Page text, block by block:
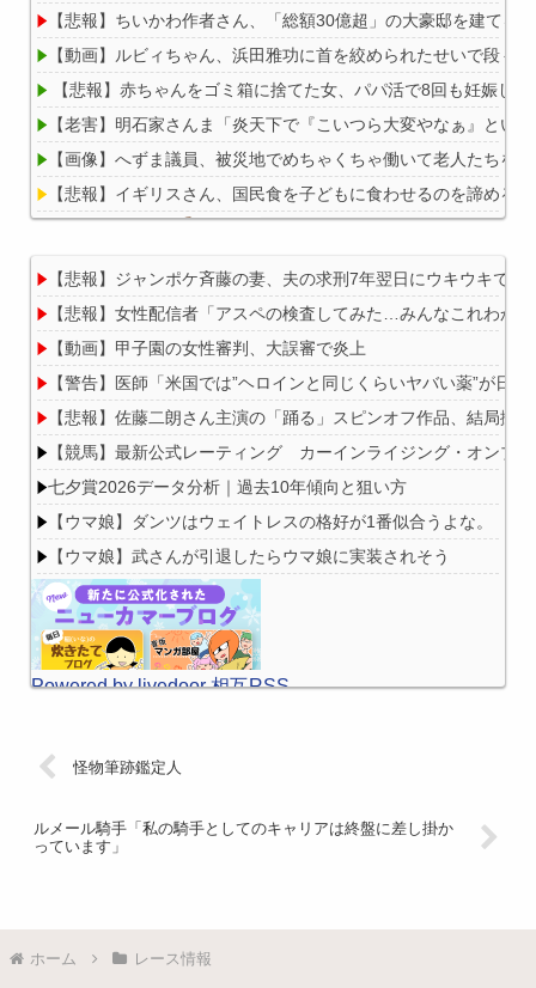
【悲報】ちいかわ作者さん、「総額30億超」の大豪邸を建てる
【動画】ルビィちゃん、浜田雅功に首を絞められたせいで段々
【悲報】赤ちゃんをゴミ箱に捨てた女、パパ活で8回も妊娠して
【老害】明石家さんま「炎天下で『こいつら大変やなぁ』とい
【画像】へずま議員、被災地でめちゃくちゃ働いて老人たちを
【悲報】イギリスさん、国民食を子どもに食わせるのを諦める
Powered by livedoor 相互RSS
【悲報】ジャンポケ斉藤の妻、夫の求刑7年翌日にウキウキで
【悲報】女性配信者「アスペの検査してみた…みんなこれわか
【動画】甲子園の女性審判、大誤審で炎上
【警告】医師「米国では”ヘロインと同じくらいヤバい薬”が日
【悲報】佐藤二朗さん主演の「踊る」スピンオフ作品、結局撮
【競馬】最新公式レーティング カーインライジング・オン
七夕賞2026データ分析｜過去10年傾向と狙い方
【ウマ娘】ダンツはウェイトレスの格好が1番似合うよな。
【ウマ娘】武さんが引退したらウマ娘に実装されそう
Powered by livedoor 相互RSS
怪物筆跡鑑定人
ルメール騎手「私の騎手としてのキャリアは終盤に差し掛か
っています」
ホーム レース情報